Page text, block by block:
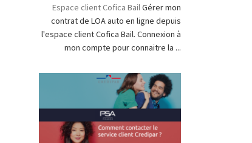
Espace client Cofica BailGérer mon
contrat de LOA auto en ligne depuis
l'espace client Cofica Bail. Connexion à
mon compte pour connaitre la ...